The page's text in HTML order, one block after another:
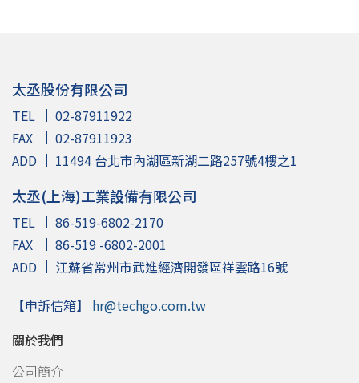
太丞股份有限公司
TEL
02-87911922
FAX
02-87911923
ADD
11494 台北市內湖區新湖二路257號4樓之1
太丞(上海)工業設備有限公司
TEL
86-519-6802-2170
FAX
86-519 -6802-2001
ADD
江蘇省常州市武進經濟開發區祥雲路16號
【申訴信箱】 hr@techgo.com.tw
關於我們
公司簡介